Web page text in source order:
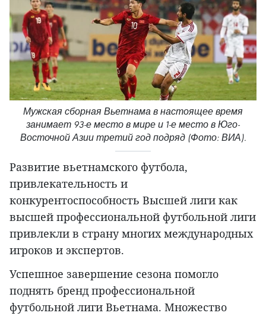
Мужская сборная Вьетнама в настоящее время
занимает 93-е место в мире и 1-е место в Юго-
Восточной Азии третий год подряд (Фото: ВИА).
Развитие вьетнамского футбола,
привлекательность и
конкурентоспособность Высшей лиги как
высшей профессиональной футбольной лиги
привлекли в страну многих международных
игроков и экспертов.
Успешное завершение сезона помогло
поднять бренд профессиональной
футбольной лиги Вьетнама. Множество